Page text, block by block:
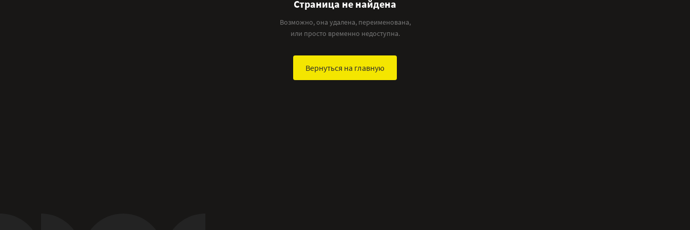
Страница не найдена
Возможно, она удалена, переименована,
или просто временно недоступна.
Вернуться на главную